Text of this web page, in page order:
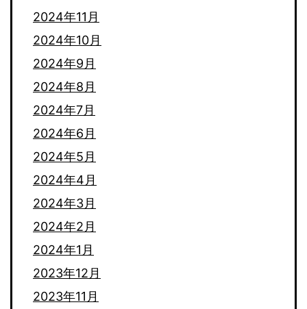
2024年11月
2024年10月
2024年9月
2024年8月
2024年7月
2024年6月
2024年5月
2024年4月
2024年3月
2024年2月
2024年1月
2023年12月
2023年11月